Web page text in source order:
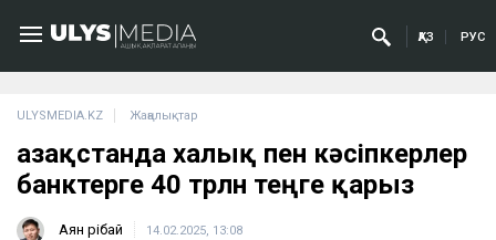
ҚАЗ РУС
ULYSMEDIA.KZ Жаңалықтар
Қазақстанда халық пен кәсіпкерлер
банктерге 40 трлн теңге қарыз
Аян Өрібай 14.02.2025, 13:08